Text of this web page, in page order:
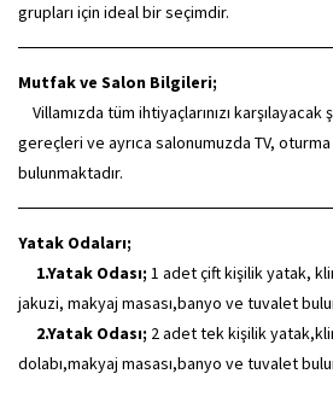
grupları için ideal bir seçimdir.
Mutfak ve Salon Bilgileri;
Villamızda tüm ihtiyaçlarınızı
gereçleri ve ayrıca salonumuzda TV,
bulunmaktadır.
Yatak Odaları;
1.Yatak Odası; 1 adet çift kişilik yatak,
jakuzi, makyaj masası,banyo ve tuvalet
2.Yatak Odası; 2 adet tek kişilik
dolabı,makyaj masası,banyo ve tuvalet